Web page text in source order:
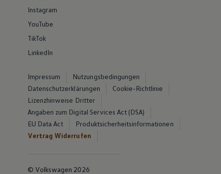
Instagram
YouTube
TikTok
LinkedIn
Impressum
Nutzungsbedingungen
Datenschutzerklärungen
Cookie-Richtlinie
Lizenzhinweise Dritter
Angaben zum Digital Services Act (DSA)
EU Data Act
Produktsicherheitsinformationen
Vertrag Widerrufen
© Volkswagen 2026